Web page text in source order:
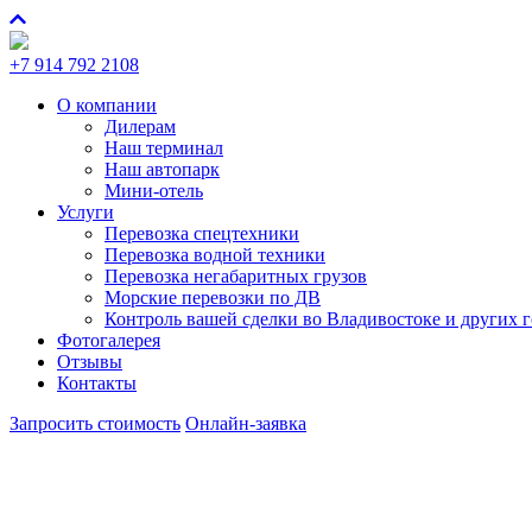
+7 914 792 2108
О компании
Дилерам
Наш терминал
Наш автопарк
Мини-отель
Услуги
Перевозка спецтехники
Перевозка водной техники
Перевозка негабаритных грузов
Морские перевозки по ДВ
Контроль вашей сделки во Владивостоке и других
Фотогалерея
Отзывы
Контакты
Запросить стоимость Онлайн-заявка